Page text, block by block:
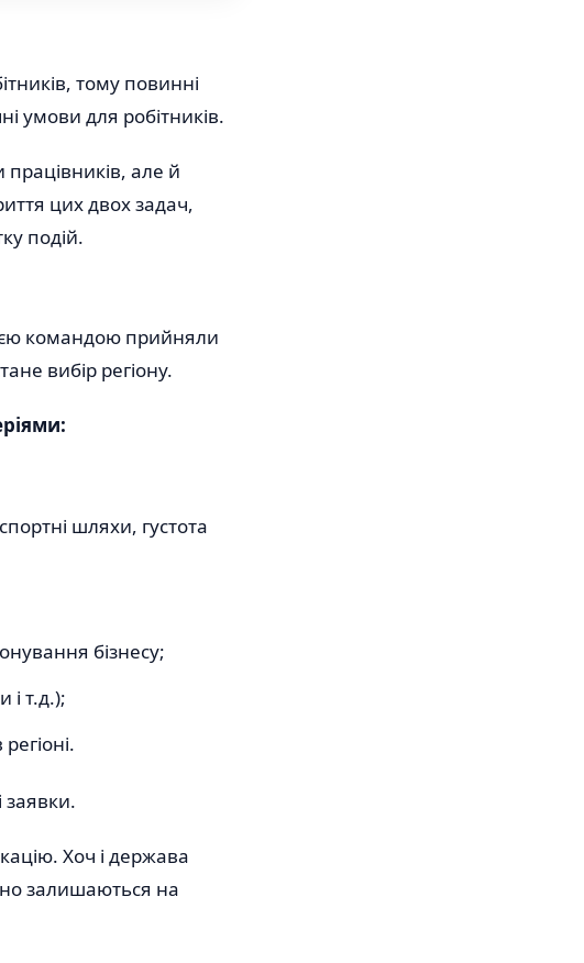
тому повинні
умови для робітників.
працівників, але й
цих двох задач,
подій.
командою прийняли
вибір регіону.
шляхи, густота
бізнесу;
і т.д.);
заявки.
Хоч і держава
залишаються на